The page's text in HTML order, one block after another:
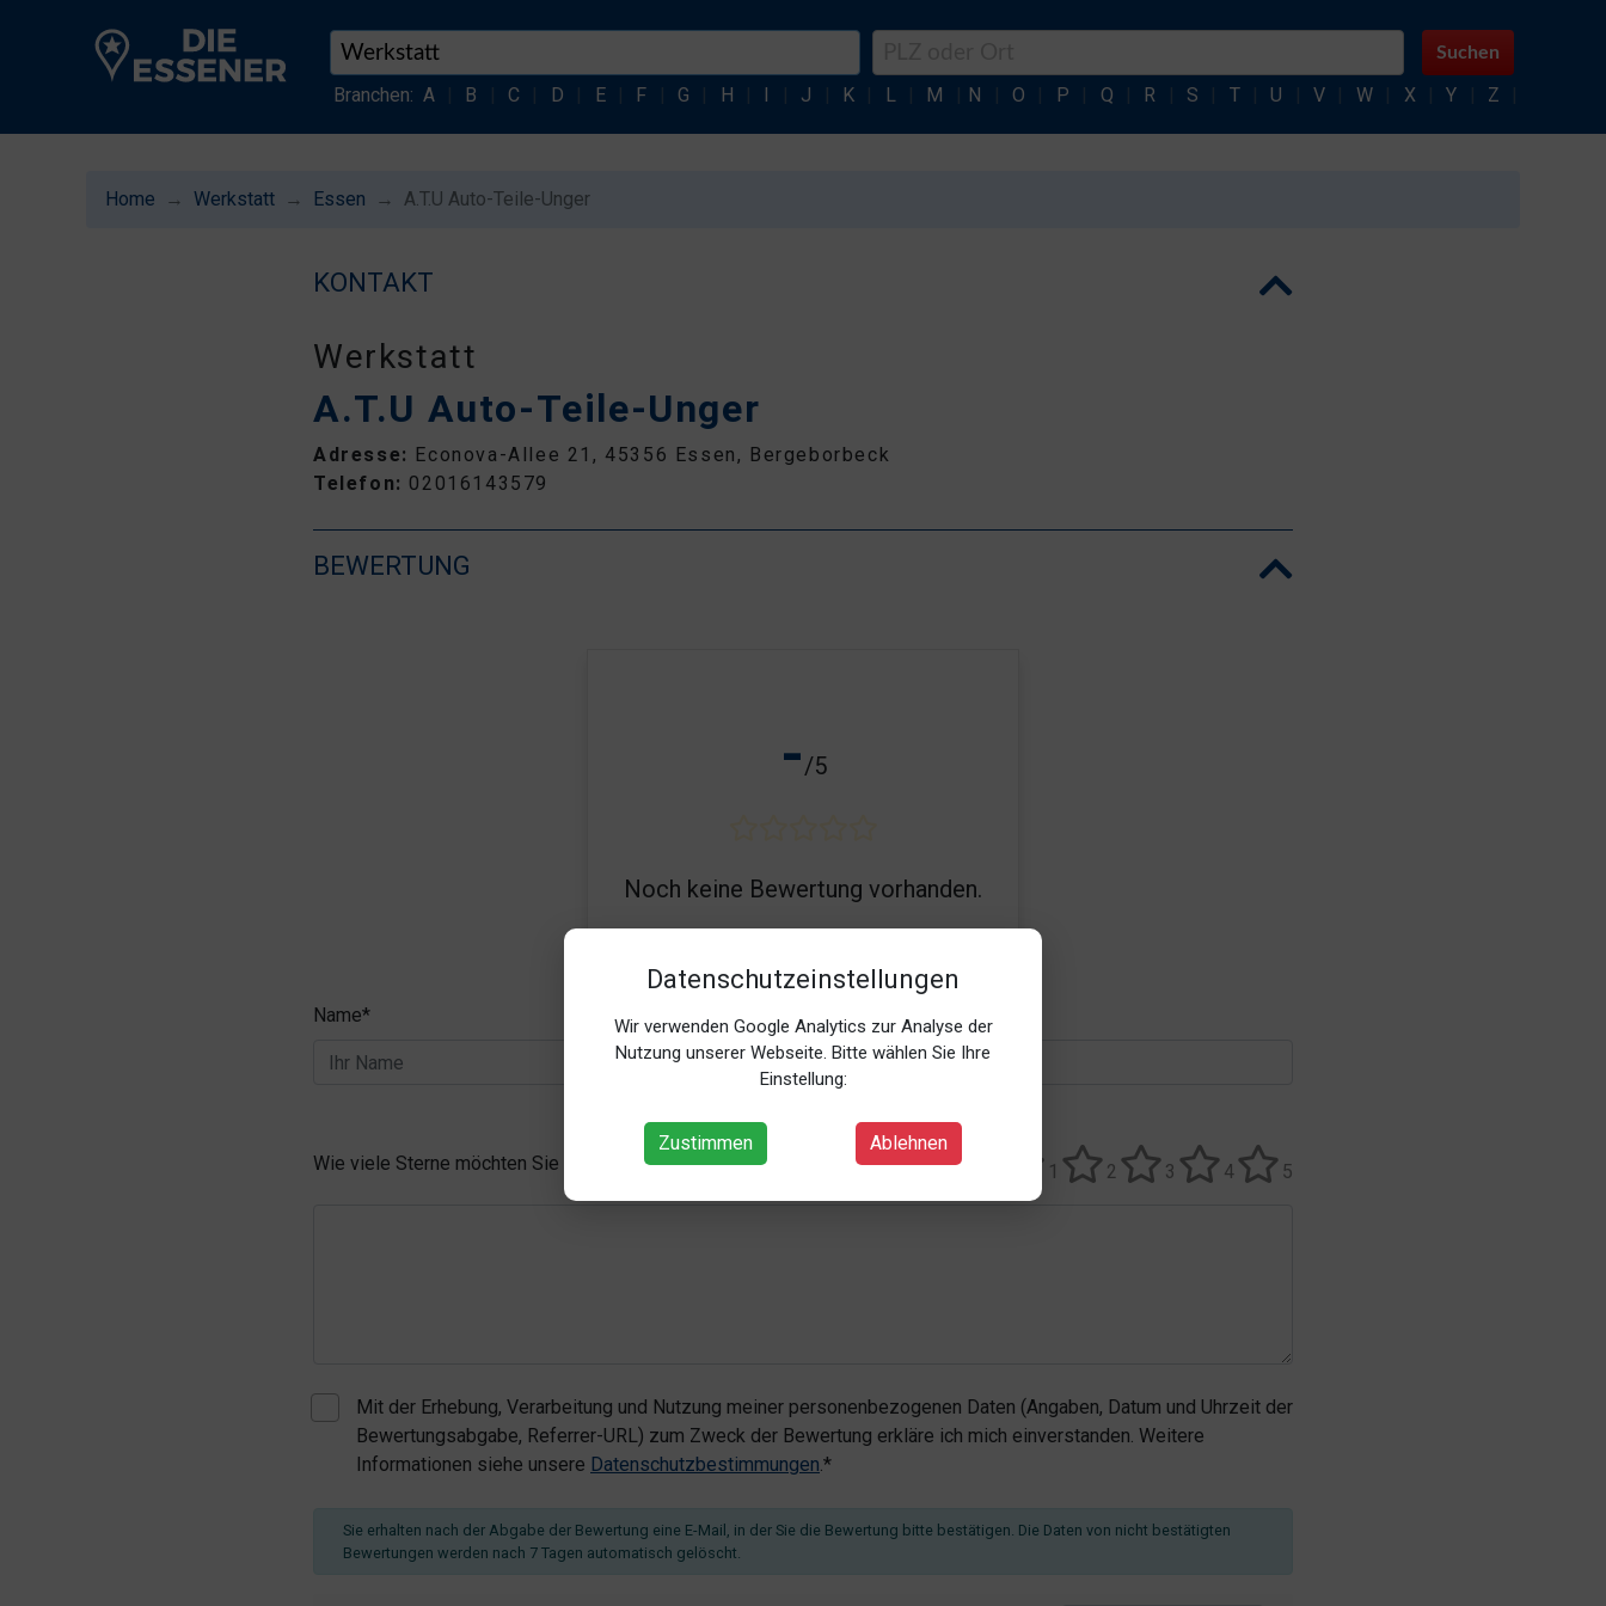
Datenschutzeinstellungen
Wir verwenden Google Analytics zur Analyse der
Nutzung unserer Webseite. Bitte wählen Sie Ihre
Einstellung:
Zustimmen Ablehnen
Suchen
Branchen: A B C D E F G H I J K L M N O P Q R S T U V W X Y Z
Home Werkstatt Essen A.T.U Auto-Teile-Unger
KONTAKT
Werkstatt
A.T.U Auto-Teile-Unger
Adresse: Econova-Allee 21, 45356 Essen, Bergeborbeck
Telefon: 02016143579
BEWERTUNG
-/5
Noch keine Bewertung vorhanden.
Name* E-Mail*
Wie viele Sterne möchten Sie vergeben?* 5
4
3
2
1
Mit der Erhebung, Verarbeitung und Nutzung meiner personenbezogenen Daten (Angaben, Datum und Uhrzeit der
Bewertungsabgabe, Referrer-URL) zum Zweck der Bewertung erkläre ich mich einverstanden. Weitere
Informationen siehe unsere Datenschutzbestimmungen.*
Sie erhalten nach der Abgabe der Bewertung eine E-Mail, in der Sie die Bewertung bitte bestätigen. Die Daten von nicht bestätigten
Bewertungen werden nach 7 Tagen automatisch gelöscht.